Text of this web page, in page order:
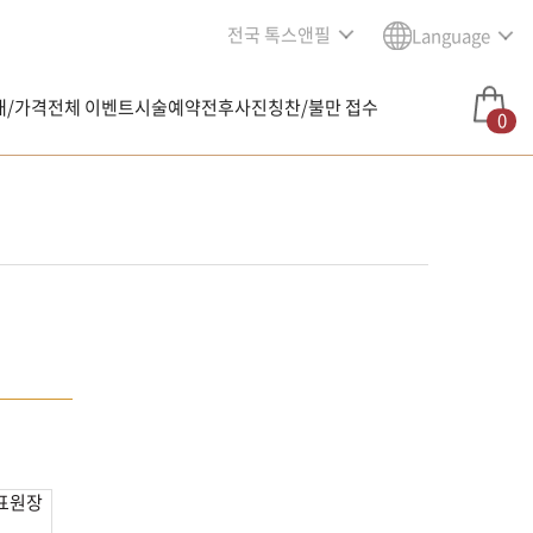
전국 톡스앤필 Language
/가격전체 이벤트시술예약전후사진칭찬/불만 접수 0